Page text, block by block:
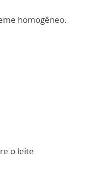
homogêneo.
o leite